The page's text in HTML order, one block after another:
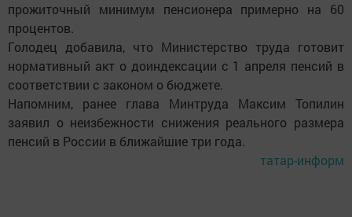
прожиточный минимум пенсионера примерно на 60
процентов.
Голодец добавила, что Министерство труда готовит
нормативный акт о доиндексации с 1 апреля пенсий в
соответствии с законом о бюджете.
Напомним, ранее глава Минтруда Максим Топилин
заявил о неизбежности снижения реального размера
пенсий в России в ближайшие три года.
татар-информ